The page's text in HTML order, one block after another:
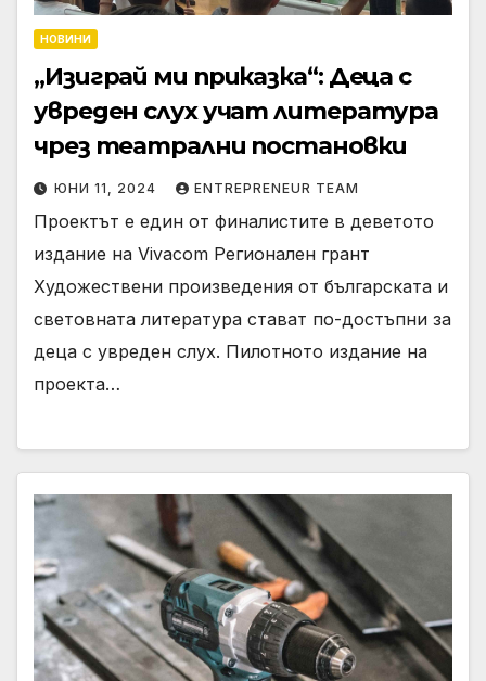
НОВИНИ
„Изиграй ми приказка“: Деца с
увреден слух учат литература
чрез театрални постановки
ЮНИ 11, 2024 ENTREPRENEUR TEAM
Проектът е един от финалистите в деветото
издание на Vivacom Регионален грант
Художествени произведения от българската и
световната литература стават по-достъпни за
деца с увреден слух. Пилотното издание на
проекта…